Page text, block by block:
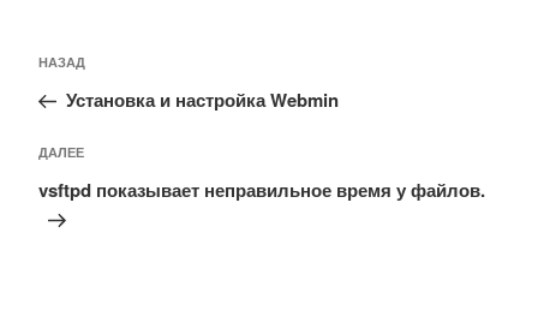
Навигация
по
записям
Предыдущая
запись:
НАЗАД
Установка и настройка Webmin
Следующая
запись
ДАЛЕЕ
vsftpd показывает неправильное время у файлов.